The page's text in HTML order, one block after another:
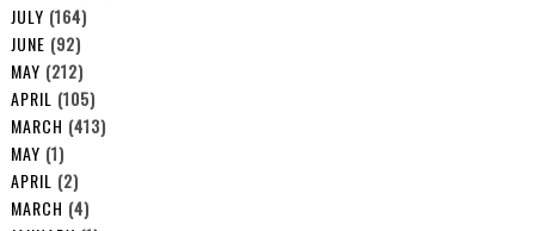
JULY (164)
JUNE (92)
MAY (212)
APRIL (105)
MARCH (413)
MAY (1)
APRIL (2)
MARCH (4)